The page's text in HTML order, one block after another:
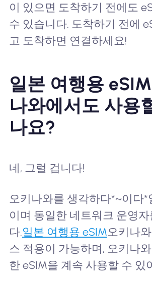
이 있으면 도착하기 전에도
수 있습니다. 도착하기 전에
고 도착하면 연결하세요!
일본 여행용
나와에서도 사용
나요?
네, 그럴 겁니다!
오키나와를 생각하다*~이다*
이며 동일한 네트워크 운영자
다.일본 여행용 eSIM오키나
스 적용이 가능하며, 오키나
한 eSIM을 계속 사용할 수 있